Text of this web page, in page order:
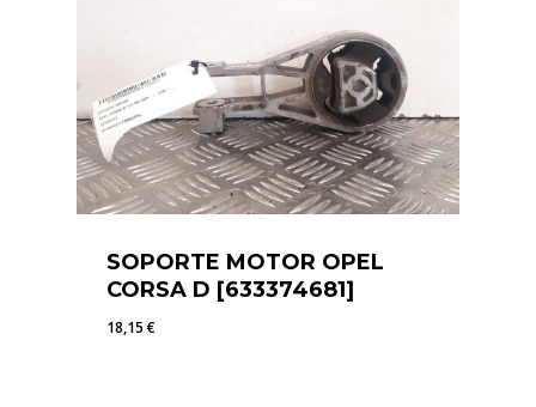
SOPORTE MOTOR OPEL
CORSA D [633374681]
18,15€